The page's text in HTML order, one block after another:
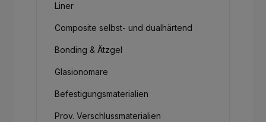
Liner
Composite selbst- und dualhärtend
Bonding & Ätzgel
Glasionomare
Befestigungsmaterialien
Prov. Verschlussmaterialien